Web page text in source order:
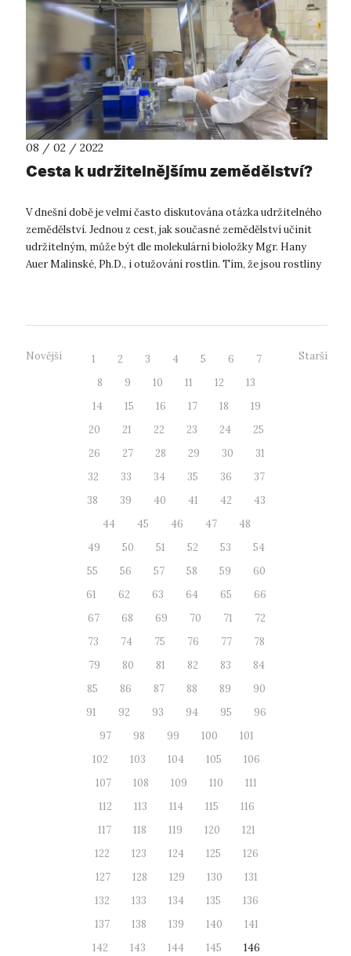
08 / 02 / 2022
Cesta k udržitelnějšímu zemědělství?
V dnešní době je velmi často diskutována otázka udržitelného
zemědělství. Jednou z cest, jak současné zemědělství učinit
udržitelným, může být dle molekulární bioložky Mgr. Hany
Auer Malinské, Ph.D., i otužování rostlin. Tím, že jsou rostliny
Novější 1 2 3 4 5 6
7
8
9 10 11 12
13
14
15 16 17 18
19
20
21 22 23 24
25
26
27 28 29 30
31
32
33 34 35 36
37
38
39 40 41 42
43
44
45 46 47
48
49
50 51 52 53
54
55
56 57 58 59
60
61
62 63 64 65
66
67
68 69 70 71
72
73
74 75 76 77
78
79
80 81 82 83
84
85
86 87 88 89
90
91
92 93 94 95
96
97
98 99 100
101
102
103 104 105
106
107
108 109 110
111
112
113 114 115
116
117
118 119 120
121
122
123 124 125
126
127
128 129 130
131
132
133 134 135
136
137
138 139 140
141
142
143 144 145
146
Starší